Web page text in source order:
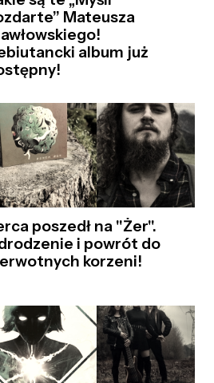
Mateusza
album już
poszedł na "Żer".
i powrót do
korzeni!